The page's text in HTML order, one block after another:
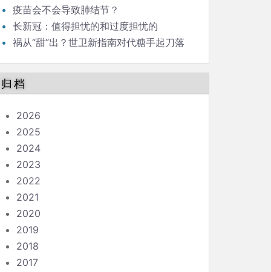
疫苗会不会导致肺结节？
长新冠：值得担忧的和过度担忧的
祸从“甜”出？世卫新指南对代糖手起刀落
归档
2026
2025
2024
2023
2022
2021
2020
2019
2018
2017